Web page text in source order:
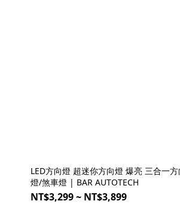
LED方向燈 超迷你方向燈 爆亮 三合一方向燈/行車
燈/煞車燈 | BAR AUTOTECH
NT$3,299 ~ NT$3,899